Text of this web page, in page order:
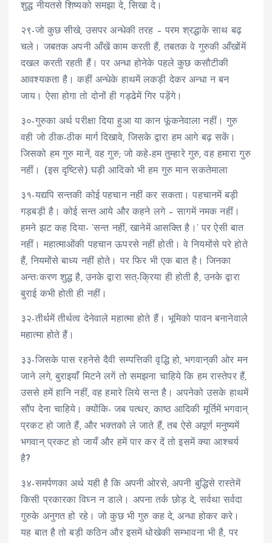
शुद्ध नीयतसे शिष्यको समझा दे, सिखा दे।
२९-जो कुछ सीखे, उसपर अन्धेकी तरह – परम श्रद्धाके साथ बढ़
चले। जबतक अपनी आँखें काम करती हैं, तबतक वे गुरुकी आँखोंमें
दखल करती रहती हैं। पर अन्धा होनेके पहले कुछ कसौटीकी
आवश्यकता है। कहीं अन्धेके हाथमें लकड़ी देकर अन्धा न बन
जाय। ऐसा होगा तो दोनों ही गड्ढेमें गिर पड़ेंगे।
३०-गुरुका अर्थ परीक्षा दिया हुआ या कान फूंकनेवाला नहीं। गुरु
वही जो ठीक-ठीक मार्ग दिखावे, जिसके द्वारा हम आगे बढ़ सकें।
जिसको हम गुरु मानें, वह गुरु; जो कहे-हम तुम्हारे गुरु, वह हमारा गुरु
नहीं। (इस दृष्टिसे) घड़ी आदिको भी हम गुरु मान सकतेमाला
३१-यद्यपि सन्तकी कोई पहचान नहीं कर सकता। पहचानमें बड़ी
गड़बड़ी है। कोई सन्त आये और कहने लगे – सागमें नमक नहीं।
हमने झट कह दिया- ‘सन्त नहीं, खानेमें आसक्ति है।’ पर ऐसी बात
नहीं। महात्माओंकी पहचान ऊपरसे नहीं होती। वे नियमोंसे परे होते
हैं, नियमोंसे बाध्य नहीं होते। पर फिर भी एक बात है। जिनका
अन्तःकरण शुद्ध है, उनके द्वारा सत्-क्रिया ही होती है, उनके द्वारा
बुराई कभी होती ही नहीं।
३२-तीर्थमें तीर्थत्व देनेवाले महात्मा होते हैं। भूमिको पावन बनानेवाले
महात्मा होते हैं।
३३-जिसके पास रहनेसे दैवी सम्पत्तिकी वृद्धि हो, भगवान्‌की ओर मन
जाने लगे, बुराइयाँ मिटने लगें तो समझना चाहिये कि हम रास्तेपर हैं,
उससे हमें हानि नहीं, वह हमारे लिये सन्त है। अपनेको उसके हाथमें
सौंप देना चाहिये। क्योंकि- जब पत्थर, काष्ठ आदिकी मूर्तिमें भगवान्
प्रकट हो जाते हैं, और भक्तको ले जाते हैं, तब ऐसे अपूर्ण मनुष्यमें
भगवान् प्रकट हो जायँ और हमें पार कर दें तो इसमें क्या आश्चर्य
है?
३४-समर्पणका अर्थ यही है कि अपनी ओरसे, अपनी बुद्धिसे रास्तेमें
किसी प्रकारका विघ्न न डाले। अपना तर्क छोड़ दे, सर्वथा सर्वदा
गुरुके अनुगत हो रहे। जो कुछ भी गुरु कह दे, अन्धा होकर करे।
यह बात है तो बड़ी कठिन और इसमें धोखेकी सम्भावना भी है, पर